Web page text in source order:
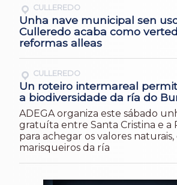
CULLEREDO
Unha nave municipal sen
Culleredo acaba como
reformas alleas
CULLEREDO
Un roteiro intermareal
a biodiversidade da ría do
ADEGA organiza este sábado
gratuíta entre Santa Cristina e a
para achegar os valores
marisqueiros da ría